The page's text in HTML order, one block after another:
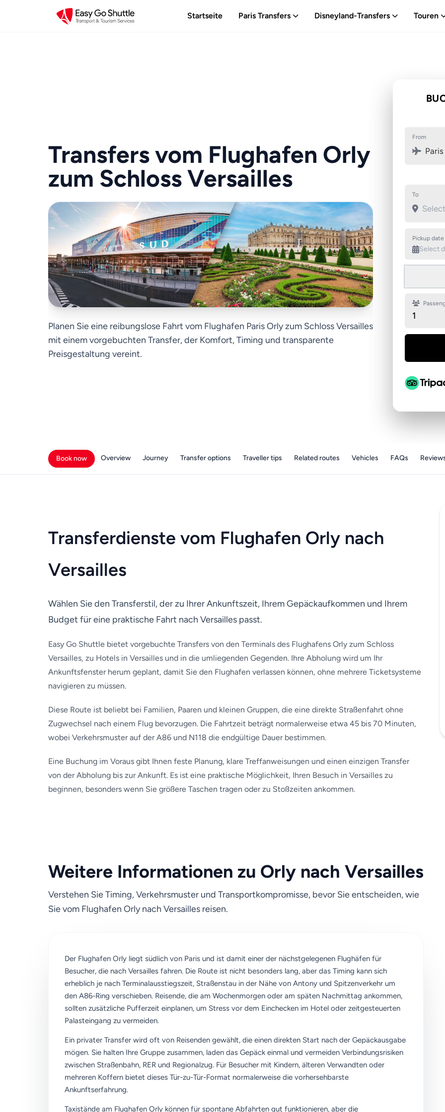
Startseite Paris Transfers Disneyland-Transfers Touren
Transfers vom Flughafen Orly
zum Schloss Versailles
Planen Sie eine reibungslose Fahrt vom Flughafen Paris Orly zum Schloss Versailles
mit einem vorgebuchten Transfer, der Komfort, Timing und transparente
Preisgestaltung vereint.
From
To
Pickup date
1
Book now Overview Journey Transfer options Traveller tips Related routes Vehicles FAQs
Transferdienste vom Flughafen Orly nach
Versailles
Wählen Sie den Transferstil, der zu Ihrer Ankunftszeit, Ihrem Gepäckaufkommen und Ihrem
Budget für eine praktische Fahrt nach Versailles passt.
Easy Go Shuttle bietet vorgebuchte Transfers von den Terminals des Flughafens Orly zum Schloss
Versailles, zu Hotels in Versailles und in die umliegenden Gegenden. Ihre Abholung wird um Ihr
Ankunftsfenster herum geplant, damit Sie den Flughafen verlassen können, ohne mehrere Ticketsysteme
navigieren zu müssen.
Diese Route ist beliebt bei Familien, Paaren und kleinen Gruppen, die eine direkte Straßenfahrt ohne
Zugwechsel nach einem Flug bevorzugen. Die Fahrtzeit beträgt normalerweise etwa 45 bis 70 Minuten,
wobei Verkehrsmuster auf der A86 und N118 die endgültige Dauer bestimmen.
Eine Buchung im Voraus gibt Ihnen feste Planung, klare Treffanweisungen und einen einzigen Transfer
von der Abholung bis zur Ankunft. Es ist eine praktische Möglichkeit, Ihren Besuch in Versailles zu
beginnen, besonders wenn Sie größere Taschen tragen oder zu Stoßzeiten ankommen.
Weitere Informationen zu Orly nach Versailles
Verstehen Sie Timing, Verkehrsmuster und Transportkompromisse, bevor Sie entscheiden, wie
Sie vom Flughafen Orly nach Versailles reisen.
Der Flughafen Orly liegt südlich von Paris und ist damit einer der nächstgelegenen Flughäfen für
Besucher, die nach Versailles fahren. Die Route ist nicht besonders lang, aber das Timing kann sich
erheblich je nach Terminalausstiegszeit, Straßenstau in der Nähe von Antony und Spitzenverkehr um
den A86-Ring verschieben. Reisende, die am Wochenmorgen oder am späten Nachmittag ankommen,
sollten zusätzliche Pufferzeit einplanen, um Stress vor dem Einchecken im Hotel oder zeitgesteuerten
Palasteingang zu vermeiden.
Ein privater Transfer wird oft von Reisenden gewählt, die einen direkten Start nach der Gepäckausgabe
mögen. Sie halten Ihre Gruppe zusammen, laden das Gepäck einmal und vermeiden Verbindungsrisiken
zwischen Straßenbahn, RER und Regionalzug. Für Besucher mit Kindern, älteren Verwandten oder
mehreren Koffern bietet dieses Tür-zu-Tür-Format normalerweise die vorhersehbarste
Ankunftserfahrung.
Taxistände am Flughafen Orly können für spontane Abfahrten gut funktionieren, aber die